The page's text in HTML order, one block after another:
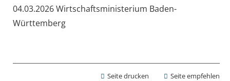
04.03.2026 Wirtschaftsministerium Baden-
Württemberg
Seite drucken Seite empfehlen